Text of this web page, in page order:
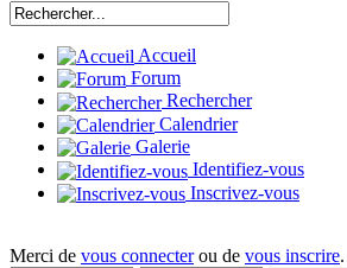
Accueil
Forum
Rechercher
Calendrier
Galerie
Identifiez-vous
Inscrivez-vous
Merci de vous connecterou de vous inscrire.